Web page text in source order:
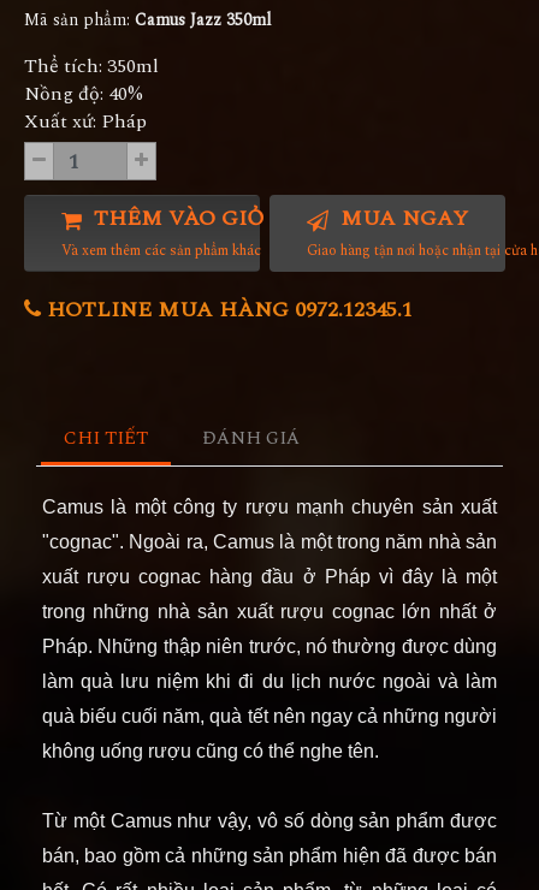
Mã sản phẩm: Camus Jazz 350ml
Thể tích: 350ml
Nồng độ: 40%
Xuất xứ: Pháp
THÊM VÀO GIỎ HÀNG
Và xem thêm các sản phẩm khác
MUA NGAY
Giao hàng tận nơi hoặc nhận tại cửa
HOTLINE MUA HÀNG 0972.12345.1
CHI TIẾT ĐÁNH GIÁ
Camus là một công ty rượu mạnh chuyên sản xuất
"cognac". Ngoài ra, Camus là một trong năm nhà sản
xuất rượu cognac hàng đầu ở Pháp vì đây là một
trong những nhà sản xuất rượu cognac lớn nhất ở
Pháp. Những thập niên trước, nó thường được dùng
làm quà lưu niệm khi đi du lịch nước ngoài và làm
quà biếu cuối năm, quà tết nên ngay cả những người
không uống rượu cũng có thể nghe tên.
Từ một Camus như vậy, vô số dòng sản phẩm được
bán, bao gồm cả những sản phẩm hiện đã được bán